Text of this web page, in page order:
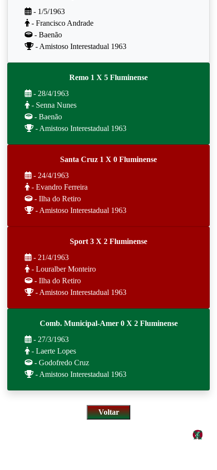
- 1/5/1963
- Francisco Andrade
- Baenão
- Amistoso Interestadual 1963
Remo 1 X 5 Fluminense
- 28/4/1963
- Senna Nunes
- Baenão
- Amistoso Interestadual 1963
Santa Cruz 1 X 0 Fluminense
- 24/4/1963
- Evandro Ferreira
- Ilha do Retiro
- Amistoso Interestadual 1963
Sport 3 X 2 Fluminense
- 21/4/1963
- Louralber Monteiro
- Ilha do Retiro
- Amistoso Interestadual 1963
Comb. Municipal-Amer 0 X 2 Fluminense
- 27/3/1963
- Laerte Lopes
- Godofredo Cruz
- Amistoso Interestadual 1963